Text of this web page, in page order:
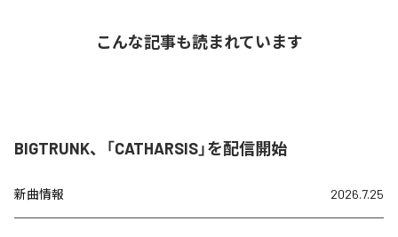
こんな記事も読まれています
BIGTRUNK、「CATHARSIS」を配信開始
新曲情報 2026.7.25